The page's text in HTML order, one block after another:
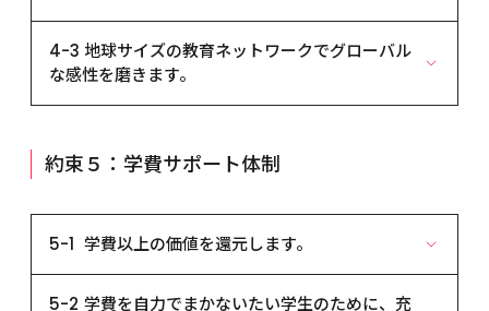
本学はそう考えます。
『15年間就職保証制度』
本学は、卒業後でも、転職や再就職を支援します。
結婚後、何年間かの後に再就職を希望する人や、キ
ャリアアップのために転職したい人なども含め、い
保証制度』の精神は、卒業生にも活かされていま
す。
「高度専門士」（4年課程）「専門士」（2年課程以
上）が付与
卒業と同時に大学卒業と同等の資格である「高度専
はこれからも育て続けます。
大学と専門学校の教育はここが違います。
大学と専門学校、その大きな違いは日本国憲法に基
業の依頼に応じて、マーケティング、コンセプトメイ
ク、ＭＤ、デザイン、制作、そして商品化までを企業
とともに授業として実践します。 プロの技術と、学
企業とともに即戦力を育てます。
トップ企業や業界で活躍しているプロフェッショナ
るべく学ぶ学生たちに、社会の厳しさを教えるとと
もに、感動と勇気を与えます。
業界の第一線で豊富なキャリアを持つ担任教師が、
専門知識・技術を基礎から指導するだけではなく、
時には先輩として相談に乗ったり、進路・就職の最
導します。無断欠席した場合や、遅刻が続く場合に
は保護者の皆さまに連絡いたしますが、連絡がない
4-3	地球サイズの教育ネットワークでグローバル
な感性を磨きます。
絵画…。それを生み出す高いクリエイションマインド
ル」は、そんなパリのエッセンスを凝縮した、まさ
に創造（クリエイション）の中心（ポール）です。
世界40カ国から集まった若者たちが、明日のトップ
約束５：学費サポート体制
5-1	学費以上の価値を還元します。
5-2	学費を自力でまかないたい学生のために、充